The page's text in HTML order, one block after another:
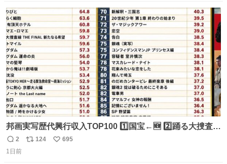
ト
数
数
邦画実写歴代興行収入TOP100 1️⃣国宝←🆕 2️⃣踊る大捜査線
THE MOVIE2 3️⃣南極物語 4️⃣踊る大捜査線 THE MOVIE 5️⃣
子猫物語 6️⃣劇場版コード・ブルー 7️⃣天と地と 8️⃣永遠の0
返
信
2
リ
124
い
695
1日前